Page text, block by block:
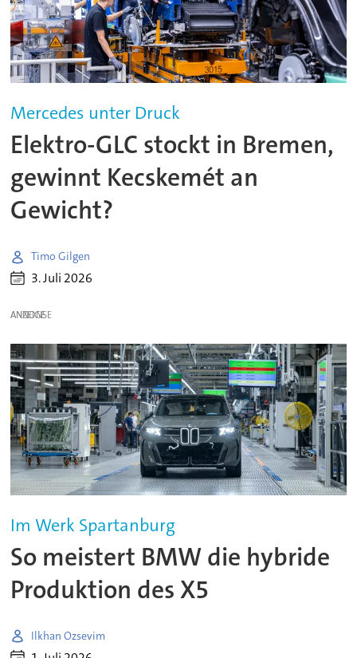
Mercedes unter Druck
Elektro-GLC stockt in Bremen,
gewinnt Kecskemét an
Gewicht?
Timo Gilgen
3. Juli 2026
ANZEIGE
Im Werk Spartanburg
So meistert BMW die hybride
Produktion des X5
Ilkhan Ozsevim